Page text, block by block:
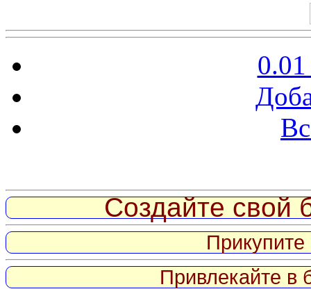
Создайте свой
Привлекайте в